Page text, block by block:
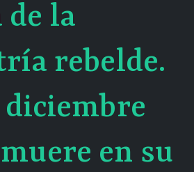
la
rebelde.
diciembre
muere en su